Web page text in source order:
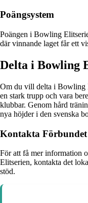
Poängsystem
Poängen i Bowling
där vinnande laget får ett
Delta i Bowling
Om du vill delta i Bowling
en stark trupp och vara
klubbar. Genom hård
nya höjder i den svenska
Kontakta Förbundet
För att få mer information
Elitserien, kontakta det
stöd.